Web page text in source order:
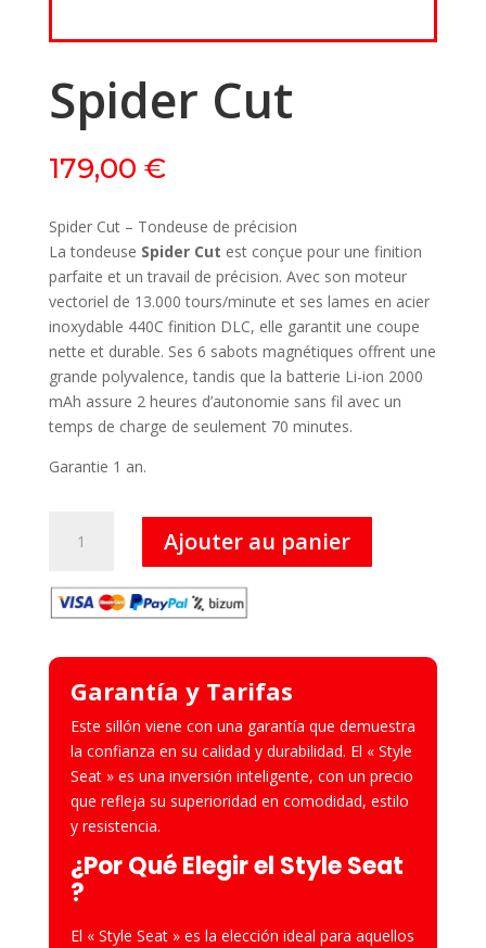
Spider Cut
179,00 €
Spider Cut – Tondeuse de précision
La tondeuse Spider Cut est conçue pour une finition
parfaite et un travail de précision. Avec son moteur
vectoriel de 13.000 tours/minute et ses lames en acier
inoxydable 440C finition DLC, elle garantit une coupe
nette et durable. Ses 6 sabots magnétiques offrent une
grande polyvalence, tandis que la batterie Li-ion 2000
mAh assure 2 heures d’autonomie sans fil avec un
temps de charge de seulement 70 minutes.
Garantie 1 an.
Cut
Ajouter au panier
Garantía y Tarifas
Este sillón viene con una garantía que demuestra
la confianza en su calidad y durabilidad. El « Style
Seat » es una inversión inteligente, con un precio
que refleja su superioridad en comodidad, estilo
y resistencia.
¿Por Qué Elegir el Style Seat
?
El « Style Seat » es la elección ideal para aquellos